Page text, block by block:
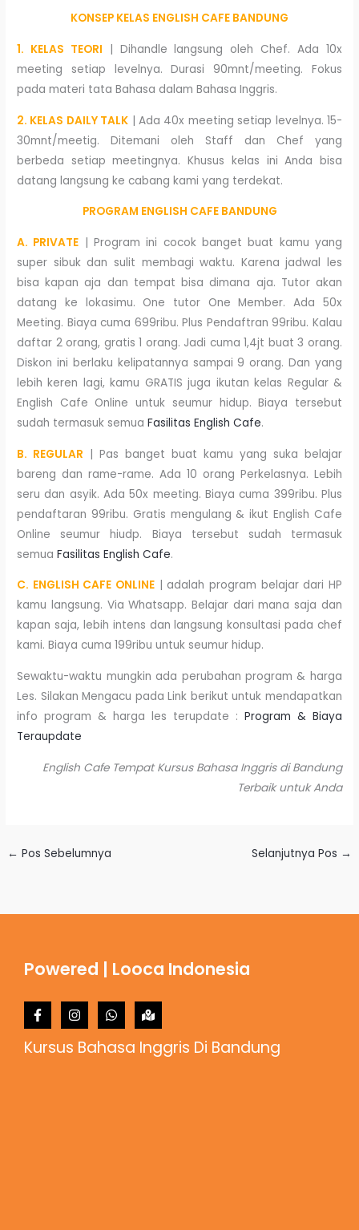
KONSEP KELAS ENGLISH CAFE BANDUNG
1. KELAS TEORI | Dihandle langsung oleh Chef. Ada 10x
meeting setiap levelnya. Durasi 90mnt/meeting. Fokus
pada materi tata Bahasa dalam Bahasa Inggris.
2. KELAS DAILY TALK | Ada 40x meeting setiap levelnya. 15-
30mnt/meetig. Ditemani oleh Staff dan Chef yang
berbeda setiap meetingnya. Khusus kelas ini Anda bisa
datang langsung ke cabang kami yang terdekat.
PROGRAM ENGLISH CAFE BANDUNG
A. PRIVATE | Program ini cocok banget buat kamu yang
super sibuk dan sulit membagi waktu. Karena jadwal les
bisa kapan aja dan tempat bisa dimana aja. Tutor akan
datang ke lokasimu. One tutor One Member. Ada 50x
Meeting. Biaya cuma 699ribu. Plus Pendaftran 99ribu. Kalau
daftar 2 orang, gratis 1 orang. Jadi cuma 1,4jt buat 3 orang.
Diskon ini berlaku kelipatannya sampai 9 orang. Dan yang
lebih keren lagi, kamu GRATIS juga ikutan kelas Regular &
English Cafe Online untuk seumur hidup. Biaya tersebut
sudah termasuk semuaFasilitas English Cafe.
B. REGULAR | Pas banget buat kamu yang suka belajar
bareng dan rame-rame. Ada 10 orang Perkelasnya. Lebih
seru dan asyik. Ada 50x meeting. Biaya cuma 399ribu. Plus
pendaftaran 99ribu. Gratis mengulang & ikut English Cafe
Online seumur hiudp. Biaya tersebut sudah termasuk
semuaFasilitas English Cafe.
C. ENGLISH CAFE ONLINE | adalah program belajar dari HP
kamu langsung. Via Whatsapp. Belajar dari mana saja dan
kapan saja, lebih intens dan langsung konsultasi pada chef
kami. Biaya cuma 199ribu untuk seumur hidup.
Sewaktu-waktu mungkin ada perubahan program & harga
Les. Silakan Mengacu pada Link berikut untuk mendapatkan
info program & harga les terupdate : Program & Biaya
Teraupdate
English Cafe Tempat Kursus Bahasa Inggris di Bandung
Terbaik untuk Anda
← Pos Sebelumnya Selanjutnya Pos →
Powered | Looca Indonesia
Kursus Bahasa Inggris Di Bandung